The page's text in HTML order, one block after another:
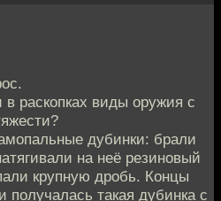
раскопках виды оружия с
дубинки: брали
на неё резиновый
крупную дробь. Концы
такая дубинка с